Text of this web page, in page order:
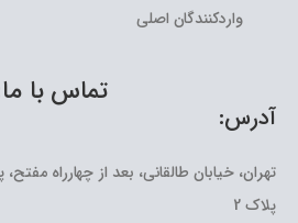
واردکنندگان اصلی
تماس با ما:
آدرس:
تهران، خیابان طالقانی، بعد از چهارراه
پلاک 2